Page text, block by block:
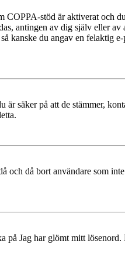
COPPA-stöd är aktiverat och
antingen av dig själv eller
kanske du angav en felaktig e-
säker på att de stämmer,
då bort användare som
Jag har glömt mitt